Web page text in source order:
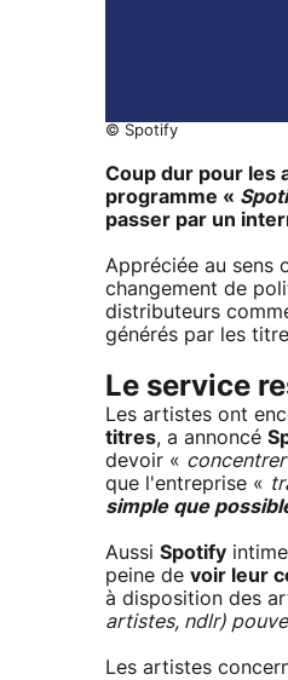
© Spotify
Coup dur pour les
programme «
passer par un
Appréciée au sens
changement de
distributeurs
générés par les
Le service
Les artistes ont
titres, a annoncé
devoir «
que l'entreprise «
simple que
Aussi Spotify
peine de voir leur
à disposition des
artistes, ndlr)
Les artistes